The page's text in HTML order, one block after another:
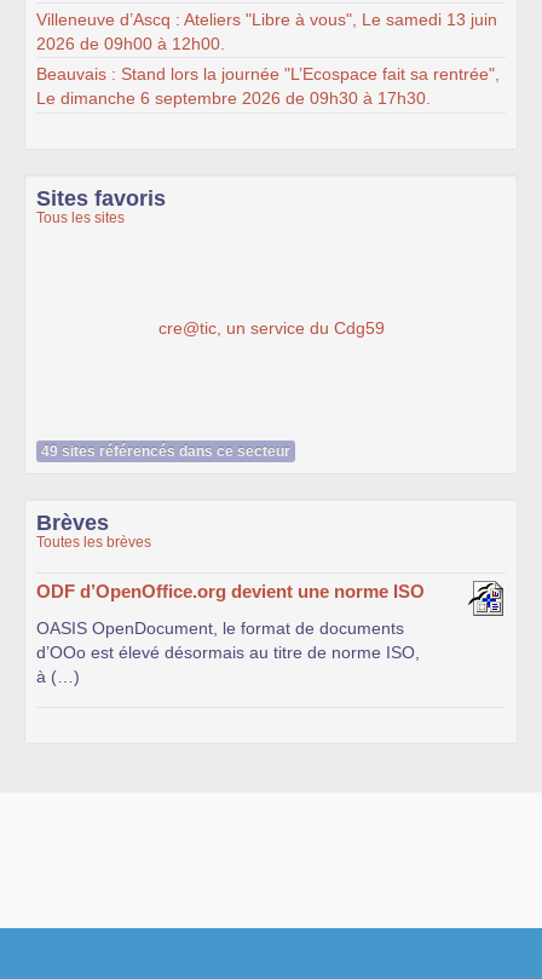
Villeneuve d’Ascq : Ateliers "Libre à vous", Le samedi 13 juin
2026 de 09h00 à 12h00.
Beauvais : Stand lors la journée "L’Ecospace fait sa rentrée",
Le dimanche 6 septembre 2026 de 09h30 à 17h30.
Sites favoris
Tous les sites
cre@tic, un service du Cdg59
49 sites référencés dans ce secteur
Brèves
Toutes les brèves
ODF d’OpenOffice.org devient une norme ISO
OASIS OpenDocument, le format de documents
d’OOo est élevé désormais au titre de norme ISO,
à (…)